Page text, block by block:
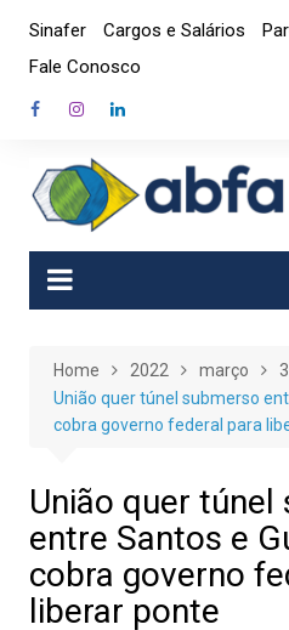
content
Sinafer Cargos e Salários
Fale Conosco
Home 2022 março
3
União quer túnel submerso
cobra governo federal para
União quer túnel
entre Santos e
cobra governo
liberar ponte